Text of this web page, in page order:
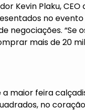
Kevin Plaku, CEO
no
negociações. “Se
mais de 20
a maior feira
no